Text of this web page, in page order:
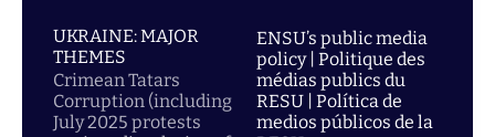
UKRAINE: MAJOR
THEMES
Crimean Tatars
Corruption (including
July 2025 protests
ENSU’s public media
policy | Politique des
médias publics du
RESU | Política de
medios públicos de la